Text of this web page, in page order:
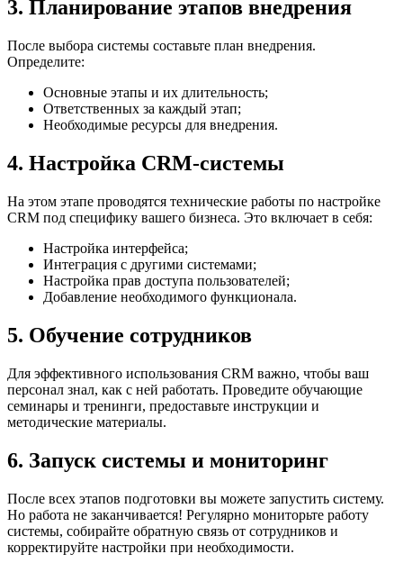
3. Планирование этапов внедрения
После выбора системы составьте план внедрения.
Определите:
Основные этапы и их длительность;
Ответственных за каждый этап;
Необходимые ресурсы для внедрения.
4. Настройка CRM-системы
На этом этапе проводятся технические работы по настройке
CRM под специфику вашего бизнеса. Это включает в себя:
Настройка интерфейса;
Интеграция с другими системами;
Настройка прав доступа пользователей;
Добавление необходимого функционала.
5. Обучение сотрудников
Для эффективного использования CRM важно, чтобы ваш
персонал знал, как с ней работать. Проведите обучающие
семинары и тренинги, предоставьте инструкции и
методические материалы.
6. Запуск системы и мониторинг
После всех этапов подготовки вы можете запустить систему.
Но работа не заканчивается! Регулярно мониторьте работу
системы, собирайте обратную связь от сотрудников и
корректируйте настройки при необходимости.